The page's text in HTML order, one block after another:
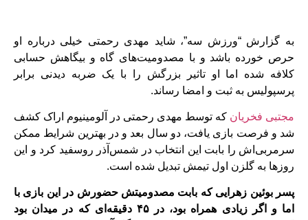
به گزارش “ورزش سه”، شاید مهدی رحمتی خیلی درباره او
حرص خورده باشد و با مصدومیت‌های گاه و بیگاهش حسابی
کلافه شده اما او تاثیر بزرگش را با یک ضربه دیدنی برابر
پرسپولیس به ثبت و امضا رساند.
مجتبی فخریان که توسط مهدی رحمتی در آلومینیوم اراک کشف
شد و فرصت بازی یافت، دو سال بعد و در بهترین شرایط ممکن
سرمربی‌اش را بابت این انتخاب در شمس‌آذر روسفید کرد و این
روزها به گلزن اول تیمش تبدیل شده است.
پسر بوئین زهرایی که بابت مصدومیتش حضورش در این بازی با
اما و اگر زیادی همراه بود، در ۴۵ دقیقه‌ای که در میدان بود